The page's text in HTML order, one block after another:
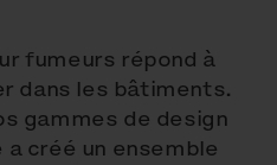
fumeurs répond à
dans les bâtiments.
gammes de design
créé un ensemble